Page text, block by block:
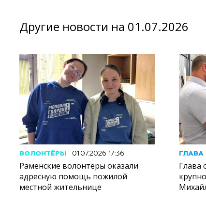
Другие новости на 01.07.2026
ВОЛОНТЁРЫ 01.07.2026 17:36
Раменские волонтеры оказали
адресную помощь пожилой
местной жительнице
ГЛАВА
Глава